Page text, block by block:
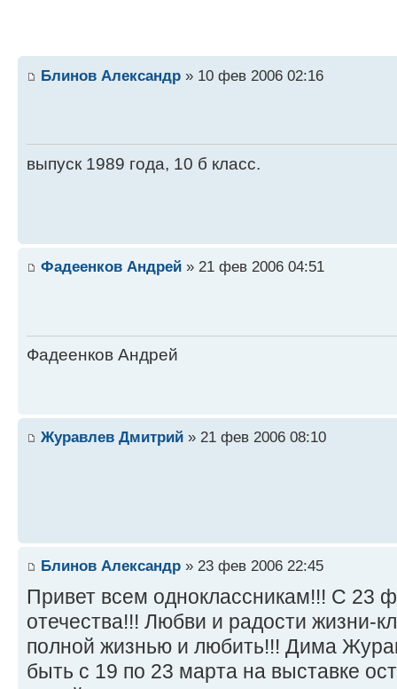
Блинов Александр » 10 фев 2006 02:16
выпуск 1989 года, 10 б класс.
Фадеенков Андрей » 21 фев 2006 04:51
Фадеенков Андрей
Журавлев Дмитрий » 21 фев 2006 08:10
Блинов Александр » 23 фев 2006 22:45
Привет всем одноклассникам!!! С 23
отечества!!! Любви и радости жизни-
полной жизнью и любить!!! Дима
быть с 19 по 23 марта на выставке